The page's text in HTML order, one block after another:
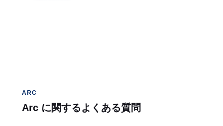
ARC
Arc に関するよくある質問